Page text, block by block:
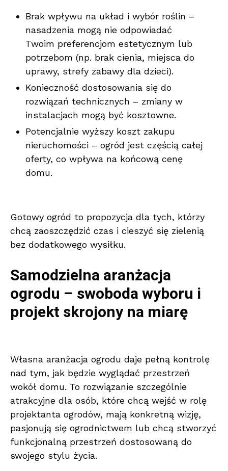
Brak wpływu na układ i wybór roślin –
nasadzenia mogą nie odpowiadać
Twoim preferencjom estetycznym lub
potrzebom (np. brak cienia, miejsca do
uprawy, strefy zabawy dla dzieci).
Konieczność dostosowania się do
rozwiązań technicznych – zmiany w
instalacjach mogą być kosztowne.
Potencjalnie wyższy koszt zakupu
nieruchomości – ogród jest częścią całej
oferty, co wpływa na końcową cenę
domu.
Gotowy ogród to propozycja dla tych, którzy
chcą zaoszczędzić czas i cieszyć się zielenią
bez dodatkowego wysiłku.
Samodzielna aranżacja
ogrodu – swoboda wyboru i
projekt skrojony na miarę
Własna aranżacja ogrodu daje pełną kontrolę
nad tym, jak będzie wyglądać przestrzeń
wokół domu. To rozwiązanie szczególnie
atrakcyjne dla osób, które chcą wejść w rolę
projektanta ogrodów, mają konkretną wizję,
pasjonują się ogrodnictwem lub chcą stworzyć
funkcjonalną przestrzeń dostosowaną do
swojego stylu życia.